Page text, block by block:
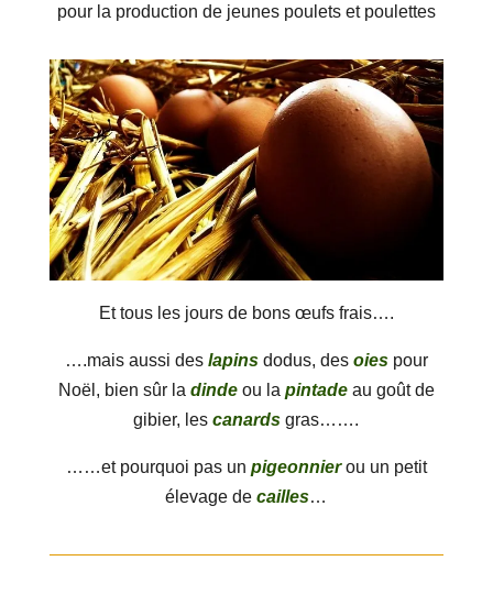
pour la production de jeunes poulets et poulettes
Et tous les jours de bons œufs frais….
….mais aussi des lapinsdodus, des oiespour
Noël, bien sûr la dindeou la pintade au goût de
gibier, lescanards gras…….
……et pourquoi pas un pigeonnierou un petit
élevage decailles…